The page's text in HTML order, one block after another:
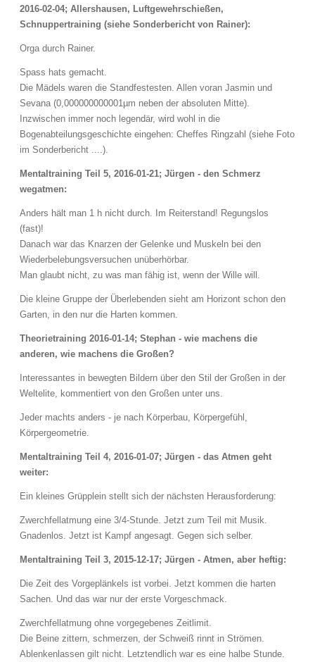
2016-02-04; Allershausen, Luftgewehrschießen,
Schnuppertraining (siehe Sonderbericht von Rainer):
Orga durch Rainer.
Spass hats gemacht.
Die Mädels waren die Standfestesten. Allen voran Jasmin und
Sevana (0,000000000001µm neben der absoluten Mitte).
Inzwischen immer noch legendär, wird wohl in die
Bogenabteilungsgeschichte eingehen: Cheffes Ringzahl (siehe Foto
im Sonderbericht ....).
Mentaltraining Teil 5, 2016-01-21; Jürgen - den Schmerz
wegatmen:
Anders hält man 1 h nicht durch. Im Reiterstand! Regungslos
(fast)!
Danach war das Knarzen der Gelenke und Muskeln bei den
Wiederbelebungsversuchen unüberhörbar.
Man glaubt nicht, zu was man fähig ist, wenn der Wille will.
Die kleine Gruppe der Überlebenden sieht am Horizont schon den
Garten, in den nur die Harten kommen.
Theorietraining 2016-01-14; Stephan - wie machens die
anderen, wie machens die Großen?
Interessantes in bewegten Bildern über den Stil der Großen in der
Weltelite, kommentiert von den Großen unter uns.
Jeder machts anders - je nach Körperbau, Körpergefühl,
Körpergeometrie.
Mentaltraining Teil 4, 2016-01-07; Jürgen - das Atmen geht
weiter:
Ein kleines Grüpplein stellt sich der nächsten Herausforderung:
Zwerchfellatmung eine 3/4-Stunde. Jetzt zum Teil mit Musik.
Gnadenlos. Jetzt ist Kampf angesagt. Gegen sich selber.
Mentaltraining Teil 3, 2015-12-17; Jürgen - Atmen, aber heftig:
Die Zeit des Vorgeplänkels ist vorbei. Jetzt kommen die harten
Sachen. Und das war nur der erste Vorgeschmack.
Zwerchfellatmung ohne vorgegebenes Zeitlimit.
Die Beine zittern, schmerzen, der Schweiß rinnt in Strömen.
Ablenkenlassen gilt nicht. Letztendlich war es eine halbe Stunde.